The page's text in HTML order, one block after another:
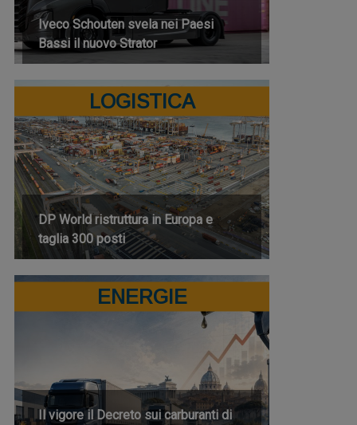
Iveco Schouten svela nei Paesi
Bassi il nuovo Strator
LOGISTICA
DP World ristruttura in Europa e
taglia 300 posti
ENERGIE
Il vigore il Decreto sui carburanti di